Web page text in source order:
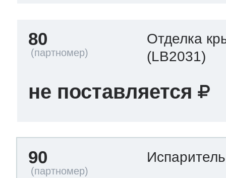
80
Отделка
(LB2031)
не поставляется
90